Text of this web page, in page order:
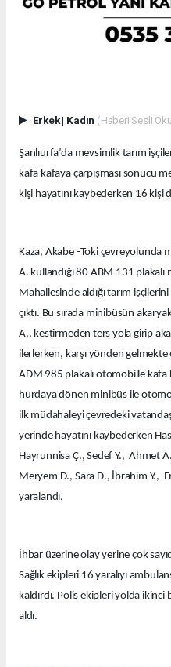
Erkek| Kadın (Haberi Sesli
Şanlıurfa’da mevsimlik tarım
kafa kafaya çarpışması sonucu
kişi hayatını kaybederken 16 kişi
Kaza, Akabe -Toki çevreyolunda
A. kullandığı 80 ABM 131 plakalı
Mahallesinde aldığı tarım
çıktı. Bu sırada minibüsün
A., kestirmeden ters yola girip
ilerlerken, karşı yönden gelmekte
ADM 985 plakalı otomobille kafa
hurdaya dönen minibüs ile
ilk müdahaleyi çevredeki
yerinde hayatını kaybederken
Hayrunnisa Ç., Sedef Y., Ahmet
Meryem D., Sara D., İbrahim Y.,
yaralandı.
İhbar üzerine olay yerine çok
Sağlık ekipleri 16 yaralıyı
kaldırdı. Polis ekipleri yolda
aldı.